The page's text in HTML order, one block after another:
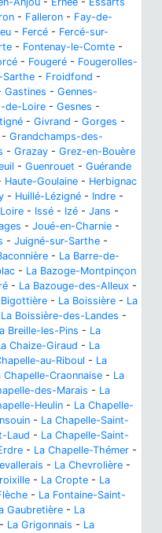
- Falleron - Fay-de-
- Fercé - Fercé-sur-
- Fontenay-le-Comte -
- Fougeré - Fougerolles-
Sarthe - Froidfond -
Gastines - Gennes-
de-Loire - Gesnes -
- Givrand - Gorges -
- Grandchamps-des-
- Grazay - Grez-en-Bouère
- Guenrouet - Guérande
Haute-Goulaine - Herbignac
- Huillé-Lézigné - Indre -
- Issé - Izé - Jans -
- Joué-en-Charnie -
- Juigné-sur-Sarthe -
- La Barre-de-
- La Bazoge-Montpinçon
- La Bazouge-des-Alleux -
Bigottière - La Boissière - La
La Boissière-des-Landes -
Breille-les-Pins - La
Chaize-Giraud - La
au-Riboul - La
Chapelle-Craonnaise - La
des-Marais - La
Heulin - La Chapelle-
- La Chapelle-Saint-
Laud - La Chapelle-Saint-
- La Chapelle-Thémer -
- La Chevrolière -
- La Cropte - La
- La Fontaine-Saint-
Gaubretière - La
- La Grigonnais - La